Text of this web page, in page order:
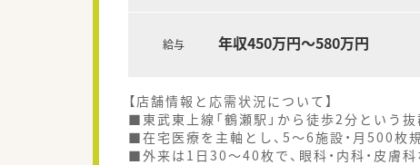
給与 年収450万円～580万円
【店舗情報と応需状況について】
■東武東上線「鶴瀬駅」から徒歩2分という
■在宅医療を主軸とし、5～6施設・月500枚
■外来は1日30～40枚で、眼科・内科・皮膚